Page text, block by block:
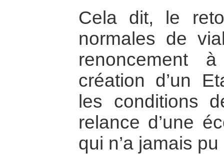
Cela dit, le
normales de
renoncement
création d’un
les conditions
relance d’une
qui n’a jamais